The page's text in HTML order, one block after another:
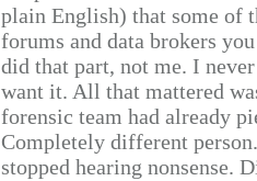
plain English) that some of
forums and data brokers
did that part, not me. I
want it. All that mattered
forensic team had already
Completely different
stopped hearing nonsense.